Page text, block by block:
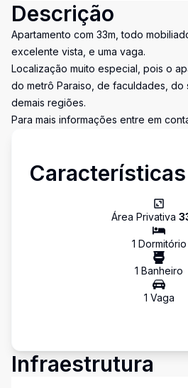
Descrição
Apartamento com 33m, todo
excelente vista, e uma vaga.
Localização muito especial, pois o
do metrô Paraiso, de faculdades, do
demais regiões.
Para mais informações entre em
Características
Área Privativa
1 Dormitório
1 Banheiro
1 Vaga
Infraestrutura